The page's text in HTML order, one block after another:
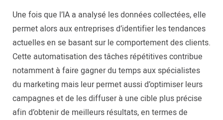
Une fois que l’IA a analysé les données collectées, elle
permet alors aux entreprises d’identifier les tendances
actuelles en se basant sur le comportement des clients.
Cette automatisation des tâches répétitives contribue
notamment à faire gagner du temps aux spécialistes
du marketing mais leur permet aussi d’optimiser leurs
campagnes et de les diffuser à une cible plus précise
afin d’obtenir de meilleurs résultats, en termes de